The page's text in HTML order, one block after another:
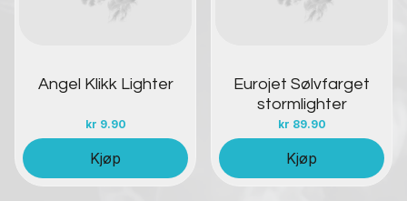
Angel Klikk Lighter
kr 9.90
Kjøp
Eurojet Sølvfarget
stormlighter
kr 89.90
Kjøp